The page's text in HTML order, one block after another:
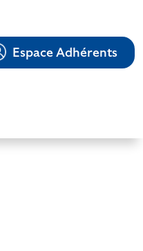
Espace Adhérents